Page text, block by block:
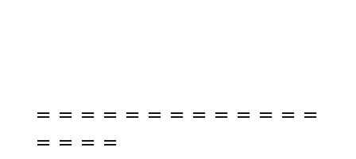
＝ ＝ ＝ ＝ ＝ ＝ ＝ ＝ ＝ ＝ ＝ ＝ ＝
＝ ＝ ＝ ＝